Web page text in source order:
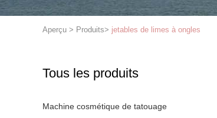
Aperçu > Produits> jetables de limes à ongles
Tous les produits
Machine cosmétique de tatouage